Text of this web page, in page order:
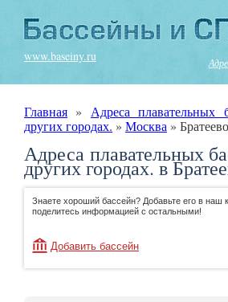
www.baseiny.ru
Главная » Адреса плавательных
других городах. » Москва » Братеево
Адреса плавательных
других городах. в
Знаете хороший бассейн? Добавьте его в наш
поделитесь информацией с остальными!
Добавить бассейн